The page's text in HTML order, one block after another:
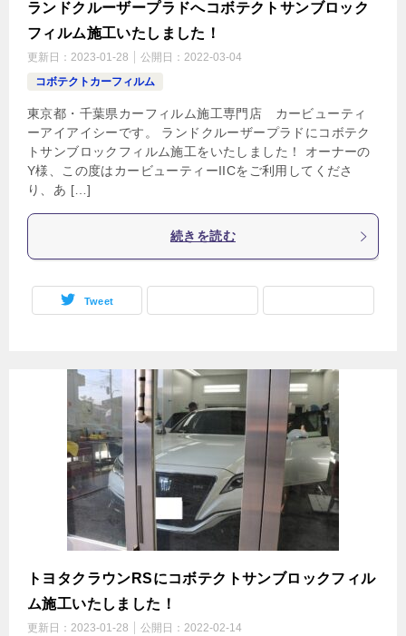
ランドクルーザープラドへコボテクトサンブロック
フィルム施工いたしました！
更新日： 2023-01-28 公開日： 2022-03-04
コボテクトカーフィルム
東京都・千葉県カーフィルム施工専門店 カービューティ
ーアイアイシーです。 ランドクルーザープラドにコボテク
トサンブロックフィルム施工をいたしました！ オーナーの
Y様、この度はカービューティーIICをご利用してくださ
り、あ […]
続きを読む
Tweet
トヨタクラウンRSにコボテクトサンブロックフィル
ム施工いたしました！
更新日： 2023-01-28 公開日： 2022-02-14